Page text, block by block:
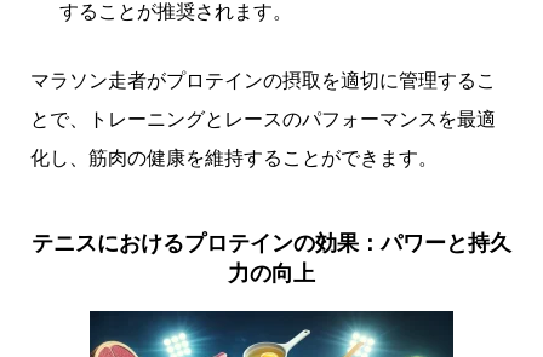
することが推奨されます。
マラソン走者がプロテインの摂取を適切に管理するこ
とで、トレーニングとレースのパフォーマンスを最適
化し、筋肉の健康を維持することができます。
テニスにおけるプロテインの効果：パワーと持久
力の向上